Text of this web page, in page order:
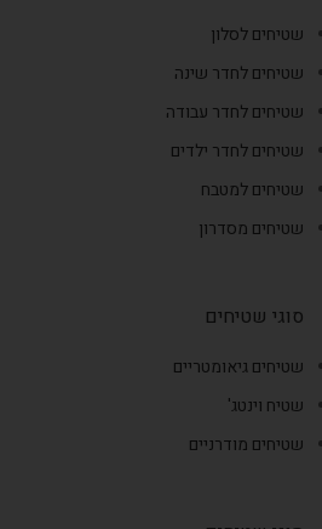
שטיחים לסלון
שטיחים לחדר שינה
שטיחים לחדר עבודה
שטיחים לחדר ילדים
שטיחים למטבח
שטיחים מסדרון
סוגי שטיחים
שטיחים גיאומטריים
שטיח וינטג'
שטיחים מודרניים